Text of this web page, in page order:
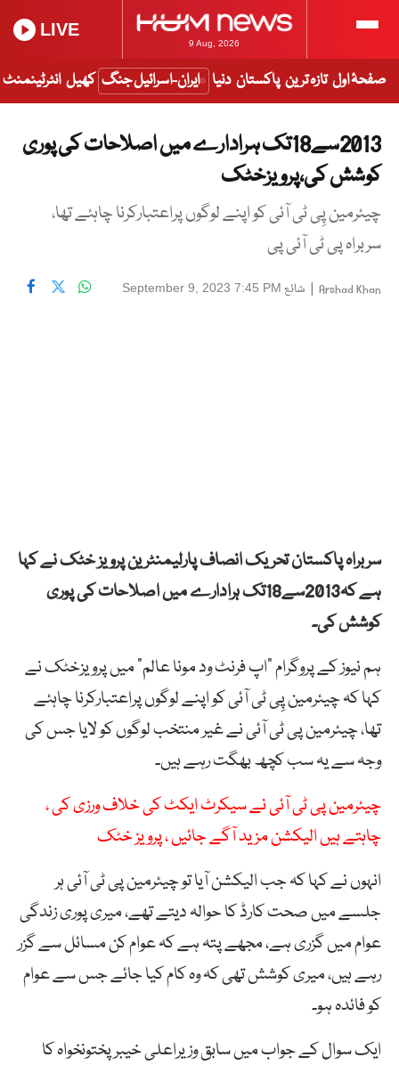
9 Aug, 2026
LIVE
صفحۂ اول تازہ ترین پاکستان دنیا ایران-اسرائیل جنگ کھیل انٹرٹینمنٹ
2013سے18تک ہرادارے میں اصلاحات کی پوری
کوشش کی،پرویزخٹک
چیئرمین پِی ٹی آئی کو اپنے لوگوں پراعتبارکرنا چاہئے تھا،
سربراہ پی ٹی آئی پی
Arshad Khan
| شائع September 9, 2023 7:45 PM
سربراہ پاکستان تحریک انصاف پارلیمنٹرین پرویز خٹک نے کہا
ہے کہ2013سے18تک ہرادارے میں اصلاحات کی پوری
کوشش کی۔
ہم نیوز کے پروگرام ”اپ فرنٹ ود مونا عالم” میں پرویزخٹک نے
کہا کہ چیئرمین پِی ٹی آئی کو اپنے لوگوں پراعتبارکرنا چاہئے
تھا، چیئرمین پی ٹی آئی نے غیر منتخب لوگوں کو لایا جس کی
وجہ سے یہ سب کچھ بھگت رہے ہیں۔
چیئرمین پی ٹی آئی نے سیکرٹ ایکٹ کی خلاف ورزی کی ،
چاہتے ہیں الیکشن مزید آگے جائیں ، پرویز خٹک
انہوں نے کہا کہ جب الیکشن آیا تو چیئرمین پی ٹی آئی ہر
جلسے میں صحت کارڈ کا حوالہ دیتے تھے، میری پوری زندگی
عوام میں گزری ہے، مجھے پتہ ہے کہ عوام کن مسائل سے گزر
رہے ہیں، میری کوشش تھی کہ وہ کام کیا جائے جس سے عوام
کو فائدہ ہو۔
ایک سوال کے جواب میں سابق وزیراعلی خیبرپختونخواہ کا